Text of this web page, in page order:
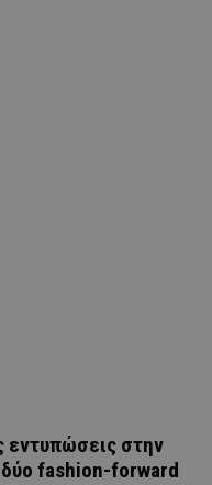
εντυπώσεις στην
fashion-forward